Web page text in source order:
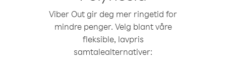
Viber Out gir deg mer ringetid for
mindre penger. Velg blant våre
fleksible, lavpris
samtalealternativer: